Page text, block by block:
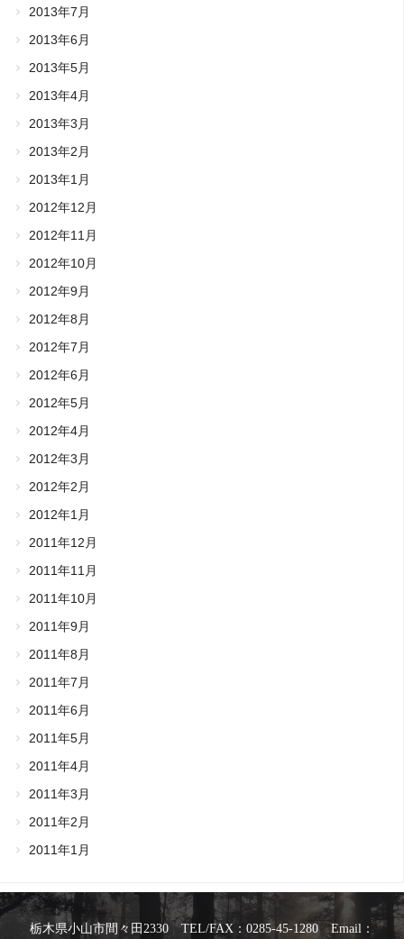
2013年7月
2013年6月
2013年5月
2013年4月
2013年3月
2013年2月
2013年1月
2012年12月
2012年11月
2012年10月
2012年9月
2012年8月
2012年7月
2012年6月
2012年5月
2012年4月
2012年3月
2012年2月
2012年1月
2011年12月
2011年11月
2011年10月
2011年9月
2011年8月
2011年7月
2011年6月
2011年5月
2011年4月
2011年3月
2011年2月
2011年1月
栃木県小山市間々田2330 TEL/FAX：0285-45-1280 Email：